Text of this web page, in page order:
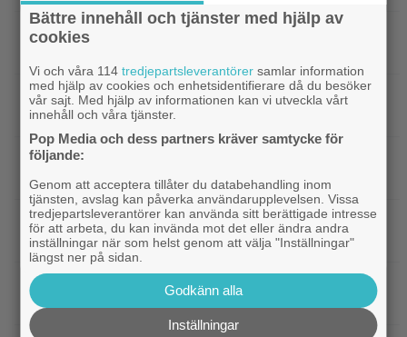
Netflix|Netflix har lagt ned David Finchers
Kommande filmer| När kommer ”Michael 2”?
Lionsgate-chefen har ett svar
Kommande filmer
gänget i ”Grown Ups 3” – delar en första bild
Kändisar|Minnie Driver skadad i otäck bilolycka:
”Tacksam att jag lever”
Netflix
Något är väldigt fel i ”Den hemliga
kvinnan” – danska Netflix-thrillern visar upp sig
Bättre innehåll och tjänster med hjälp av
cookies
Vi och våra 114tredjepartsleverantörer samlar information
med hjälp av cookies och enhetsidentifierare då du besöker
vår sajt. Med hjälp av informationen kan vi utveckla vårt
innehåll och våra tjänster.
Pop Media och dess partners kräver samtycke för
följande:
Genom att acceptera tillåter du databehandling inom
tjänsten, avslag kan påverka användarupplevelsen. Vissa
tredjepartsleverantörer kan använda sitt berättigade intresse
för att arbeta, du kan invända mot det eller ändra andra
inställningar när som helst genom att välja "Inställningar"
längst ner på sidan.
Godkänn alla
Inställningar